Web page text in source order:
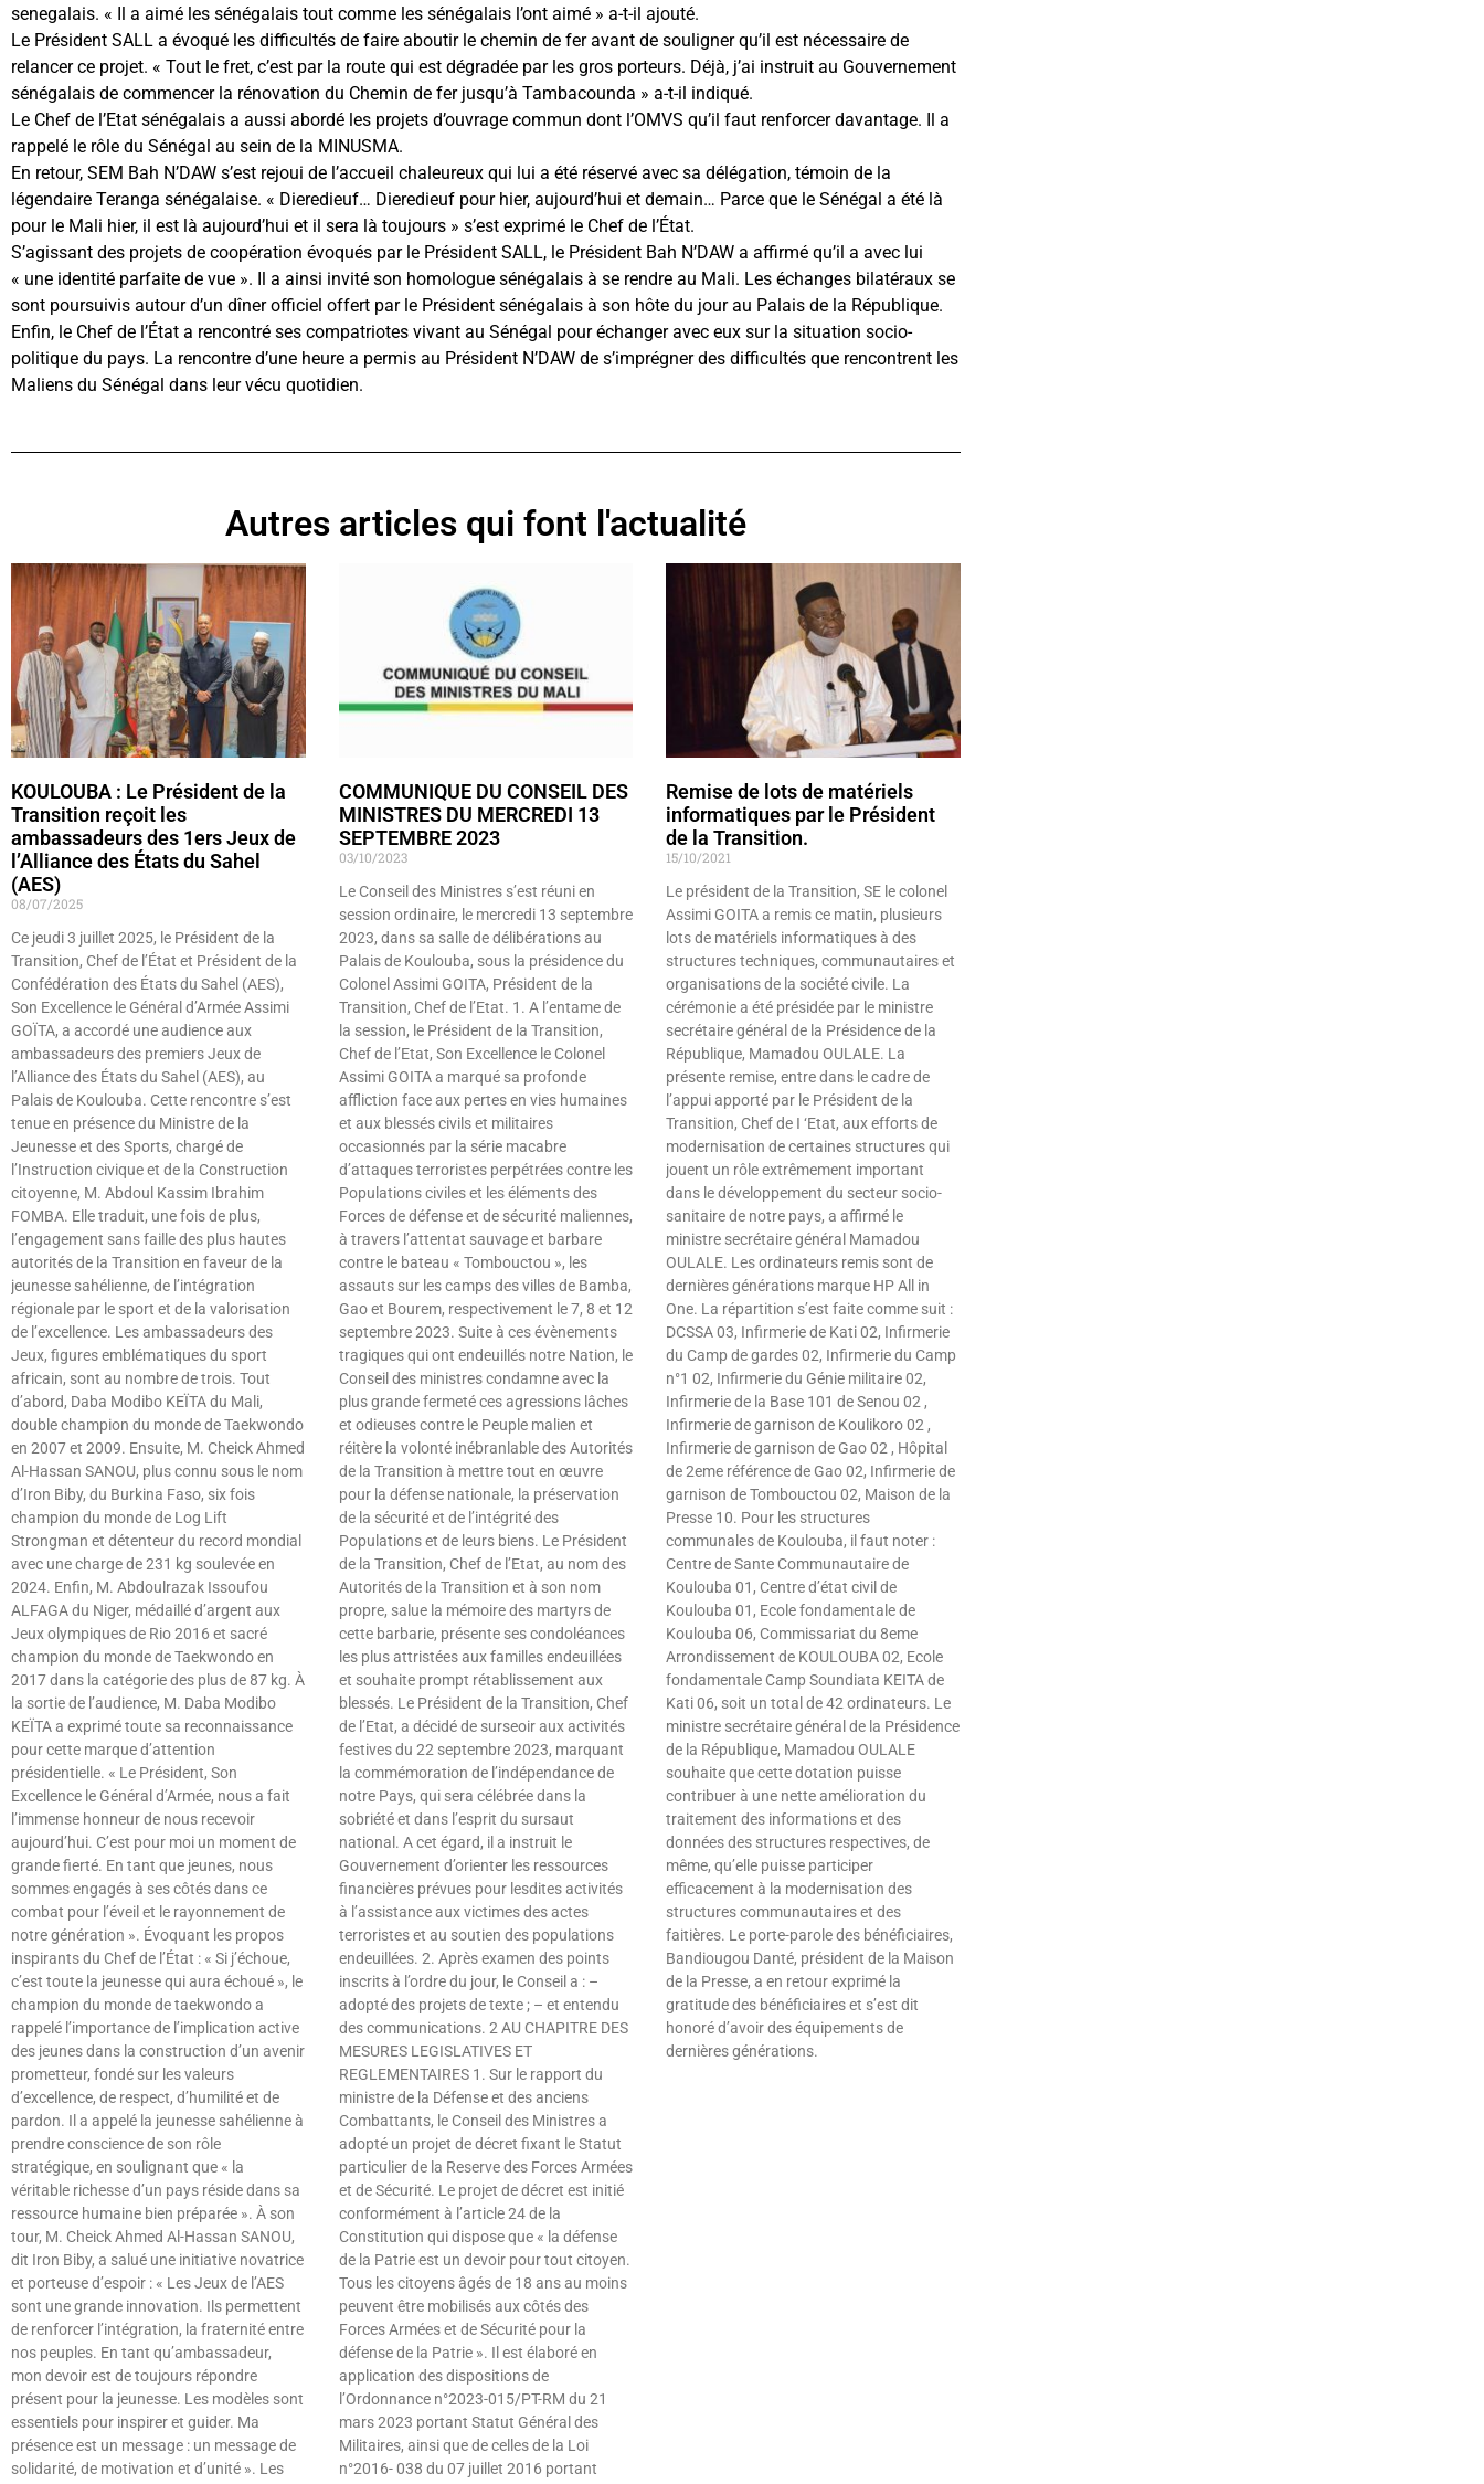
senegalais. « Il a aimé les sénégalais tout comme les sénégalais l’ont aimé » a-t-il ajouté.
Le Président SALL a évoqué les difficultés de faire aboutir le chemin de fer avant de souligner qu’il est nécessaire de
relancer ce projet. « Tout le fret, c’est par la route qui est dégradée par les gros porteurs. Déjà, j’ai instruit au Gouvernement
sénégalais de commencer la rénovation du Chemin de fer jusqu’à Tambacounda » a-t-il indiqué.
Le Chef de l’Etat sénégalais a aussi abordé les projets d’ouvrage commun dont l’OMVS qu’il faut renforcer davantage. Il a
rappelé le rôle du Sénégal au sein de la MINUSMA.
En retour, SEM Bah N’DAW s’est rejoui de l’accueil chaleureux qui lui a été réservé avec sa délégation, témoin de la
légendaire Teranga sénégalaise. « Dieredieuf… Dieredieuf pour hier, aujourd’hui et demain… Parce que le Sénégal a été là
pour le Mali hier, il est là aujourd’hui et il sera là toujours » s’est exprimé le Chef de l’État.
S’agissant des projets de coopération évoqués par le Président SALL, le Président Bah N’DAW a affirmé qu’il a avec lui
« une identité parfaite de vue ». Il a ainsi invité son homologue sénégalais à se rendre au Mali. Les échanges bilatéraux se
sont poursuivis autour d’un dîner officiel offert par le Président sénégalais à son hôte du jour au Palais de la République.
Enfin, le Chef de l’État a rencontré ses compatriotes vivant au Sénégal pour échanger avec eux sur la situation socio-
politique du pays. La rencontre d’une heure a permis au Président N’DAW de s’imprégner des difficultés que rencontrent les
Maliens du Sénégal dans leur vécu quotidien.
Autres articles qui font l'actualité
KOULOUBA : Le Président de la
Transition reçoit les
ambassadeurs des 1ers Jeux de
l’Alliance des États du Sahel
(AES)
08/07/2025
Ce jeudi 3 juillet 2025, le Président de la
Transition, Chef de l’État et Président de la
Confédération des États du Sahel (AES),
Son Excellence le Général d’Armée Assimi
GOÏTA, a accordé une audience aux
ambassadeurs des premiers Jeux de
l’Alliance des États du Sahel (AES), au
Palais de Koulouba. Cette rencontre s’est
tenue en présence du Ministre de la
Jeunesse et des Sports, chargé de
l’Instruction civique et de la Construction
citoyenne, M. Abdoul Kassim Ibrahim
FOMBA. Elle traduit, une fois de plus,
l’engagement sans faille des plus hautes
autorités de la Transition en faveur de la
jeunesse sahélienne, de l’intégration
régionale par le sport et de la valorisation
de l’excellence. Les ambassadeurs des
Jeux, figures emblématiques du sport
africain, sont au nombre de trois. Tout
d’abord, Daba Modibo KEÏTA du Mali,
double champion du monde de Taekwondo
en 2007 et 2009. Ensuite, M. Cheick Ahmed
Al-Hassan SANOU, plus connu sous le nom
d’Iron Biby, du Burkina Faso, six fois
champion du monde de Log Lift
Strongman et détenteur du record mondial
avec une charge de 231 kg soulevée en
2024. Enfin, M. Abdoulrazak Issoufou
ALFAGA du Niger, médaillé d’argent aux
Jeux olympiques de Rio 2016 et sacré
champion du monde de Taekwondo en
2017 dans la catégorie des plus de 87 kg. À
la sortie de l’audience, M. Daba Modibo
KEÏTA a exprimé toute sa reconnaissance
pour cette marque d’attention
présidentielle. « Le Président, Son
Excellence le Général d’Armée, nous a fait
l’immense honneur de nous recevoir
aujourd’hui. C’est pour moi un moment de
grande fierté. En tant que jeunes, nous
sommes engagés à ses côtés dans ce
combat pour l’éveil et le rayonnement de
notre génération ». Évoquant les propos
inspirants du Chef de l’État : « Si j’échoue,
c’est toute la jeunesse qui aura échoué », le
champion du monde de taekwondo a
rappelé l’importance de l’implication active
des jeunes dans la construction d’un avenir
prometteur, fondé sur les valeurs
d’excellence, de respect, d’humilité et de
pardon. Il a appelé la jeunesse sahélienne à
prendre conscience de son rôle
stratégique, en soulignant que « la
véritable richesse d’un pays réside dans sa
ressource humaine bien préparée ». À son
tour, M. Cheick Ahmed Al-Hassan SANOU,
dit Iron Biby, a salué une initiative novatrice
et porteuse d’espoir : « Les Jeux de l’AES
sont une grande innovation. Ils permettent
de renforcer l’intégration, la fraternité entre
nos peuples. En tant qu’ambassadeur,
mon devoir est de toujours répondre
présent pour la jeunesse. Les modèles sont
essentiels pour inspirer et guider. Ma
présence est un message : un message de
solidarité, de motivation et d’unité ». Les
COMMUNIQUE DU CONSEIL DES
MINISTRES DU MERCREDI 13
SEPTEMBRE 2023
03/10/2023
Le Conseil des Ministres s’est réuni en
session ordinaire, le mercredi 13 septembre
2023, dans sa salle de délibérations au
Palais de Koulouba, sous la présidence du
Colonel Assimi GOITA, Président de la
Transition, Chef de l’Etat. 1. A l’entame de
la session, le Président de la Transition,
Chef de l’Etat, Son Excellence le Colonel
Assimi GOITA a marqué sa profonde
affliction face aux pertes en vies humaines
et aux blessés civils et militaires
occasionnés par la série macabre
d’attaques terroristes perpétrées contre les
Populations civiles et les éléments des
Forces de défense et de sécurité maliennes,
à travers l’attentat sauvage et barbare
contre le bateau « Tombouctou », les
assauts sur les camps des villes de Bamba,
Gao et Bourem, respectivement le 7, 8 et 12
septembre 2023. Suite à ces évènements
tragiques qui ont endeuillés notre Nation, le
Conseil des ministres condamne avec la
plus grande fermeté ces agressions lâches
et odieuses contre le Peuple malien et
réitère la volonté inébranlable des Autorités
de la Transition à mettre tout en œuvre
pour la défense nationale, la préservation
de la sécurité et de l’intégrité des
Populations et de leurs biens. Le Président
de la Transition, Chef de l’Etat, au nom des
Autorités de la Transition et à son nom
propre, salue la mémoire des martyrs de
cette barbarie, présente ses condoléances
les plus attristées aux familles endeuillées
et souhaite prompt rétablissement aux
blessés. Le Président de la Transition, Chef
de l’Etat, a décidé de surseoir aux activités
festives du 22 septembre 2023, marquant
la commémoration de l’indépendance de
notre Pays, qui sera célébrée dans la
sobriété et dans l’esprit du sursaut
national. A cet égard, il a instruit le
Gouvernement d’orienter les ressources
financières prévues pour lesdites activités
à l’assistance aux victimes des actes
terroristes et au soutien des populations
endeuillées. 2. Après examen des points
inscrits à l’ordre du jour, le Conseil a : –
adopté des projets de texte ; – et entendu
des communications. 2 AU CHAPITRE DES
MESURES LEGISLATIVES ET
REGLEMENTAIRES 1. Sur le rapport du
ministre de la Défense et des anciens
Combattants, le Conseil des Ministres a
adopté un projet de décret fixant le Statut
particulier de la Reserve des Forces Armées
et de Sécurité. Le projet de décret est initié
conformément à l’article 24 de la
Constitution qui dispose que « la défense
de la Patrie est un devoir pour tout citoyen.
Tous les citoyens âgés de 18 ans au moins
peuvent être mobilisés aux côtés des
Forces Armées et de Sécurité pour la
défense de la Patrie ». Il est élaboré en
application des dispositions de
l’Ordonnance n°2023-015/PT-RM du 21
mars 2023 portant Statut Général des
Militaires, ainsi que de celles de la Loi
n°2016- 038 du 07 juillet 2016 portant
Remise de lots de matériels
informatiques par le Président
de la Transition.
15/10/2021
Le président de la Transition, SE le colonel
Assimi GOITA a remis ce matin, plusieurs
lots de matériels informatiques à des
structures techniques, communautaires et
organisations de la société civile. La
cérémonie a été présidée par le ministre
secrétaire général de la Présidence de la
République, Mamadou OULALE. La
présente remise, entre dans le cadre de
l’appui apporté par le Président de la
Transition, Chef de I ‘Etat, aux efforts de
modernisation de certaines structures qui
jouent un rôle extrêmement important
dans le développement du secteur socio-
sanitaire de notre pays, a affirmé le
ministre secrétaire général Mamadou
OULALE. Les ordinateurs remis sont de
dernières générations marque HP All in
One. La répartition s’est faite comme suit :
DCSSA 03, Infirmerie de Kati 02, Infirmerie
du Camp de gardes 02, Infirmerie du Camp
n°1 02, Infirmerie du Génie militaire 02,
Infirmerie de la Base 101 de Senou 02 ,
Infirmerie de garnison de Koulikoro 02 ,
Infirmerie de garnison de Gao 02 , Hôpital
de 2eme référence de Gao 02, Infirmerie de
garnison de Tombouctou 02, Maison de la
Presse 10. Pour les structures
communales de Koulouba, il faut noter :
Centre de Sante Communautaire de
Koulouba 01, Centre d’état civil de
Koulouba 01, Ecole fondamentale de
Koulouba 06, Commissariat du 8eme
Arrondissement de KOULOUBA 02, Ecole
fondamentale Camp Soundiata KEITA de
Kati 06, soit un total de 42 ordinateurs. Le
ministre secrétaire général de la Présidence
de la République, Mamadou OULALE
souhaite que cette dotation puisse
contribuer à une nette amélioration du
traitement des informations et des
données des structures respectives, de
même, qu’elle puisse participer
efficacement à la modernisation des
structures communautaires et des
faitières. Le porte-parole des bénéficiaires,
Bandiougou Danté, président de la Maison
de la Presse, a en retour exprimé la
gratitude des bénéficiaires et s’est dit
honoré d’avoir des équipements de
dernières générations.